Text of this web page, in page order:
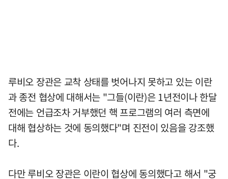
루비오 장관은 교착 상태를 벗어나지 못하고 있는 이란
과 종전 협상에 대해서는 "그들(이란)은 1년전이나 한달
전에는 언급조차 거부했던 핵 프로그램의 여러 측면에
대해 협상하는 것에 동의했다"며 진전이 있음을 강조했
다.
다만 루비오 장관은 이란이 협상에 동의했다고 해서 "궁